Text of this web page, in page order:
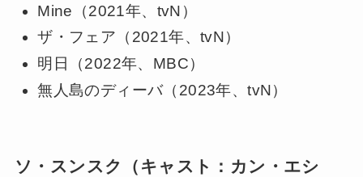
Mine（2021年、tvN）
ザ・フェア（2021年、tvN）
明日（2022年、MBC）
無人島のディーバ（2023年、tvN）
ソ・スンスク（キャスト：カン・エシ